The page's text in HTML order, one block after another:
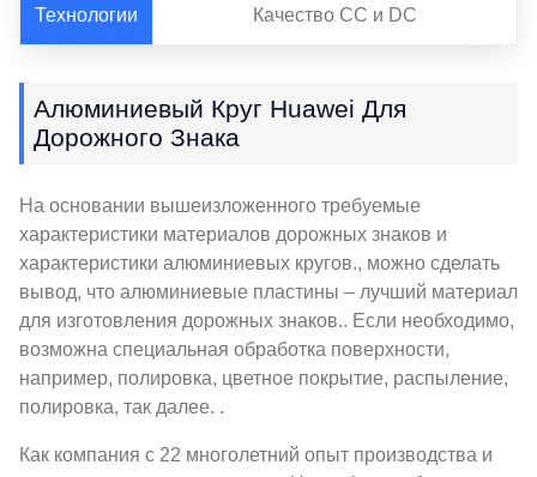
Технологии Качество CC и DC
Алюминиевый Круг Huawei Для
Дорожного Знака
На основании вышеизложенного требуемые
характеристики материалов дорожных знаков и
характеристики алюминиевых кругов., можно сделать
вывод, что алюминиевые пластины – лучший материал
для изготовления дорожных знаков.. Если необходимо,
возможна специальная обработка поверхности,
например, полировка, цветное покрытие, распыление,
полировка, так далее. .
Как компания с 22 многолетний опыт производства и